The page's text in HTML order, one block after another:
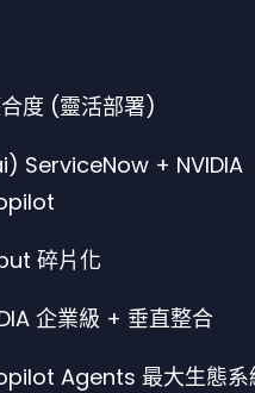
度 (靈活部署)
ServiceNow + NVIDIA
碎片化
企業級 + 垂直整合
Agents 最大生態系